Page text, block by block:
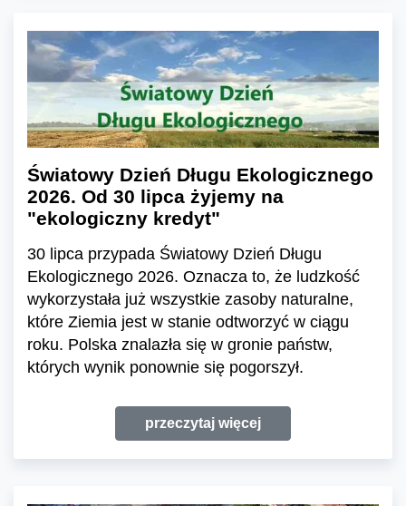
Światowy Dzień Długu Ekologicznego
2026. Od 30 lipca żyjemy na
"ekologiczny kredyt"
30 lipca przypada Światowy Dzień Długu
Ekologicznego 2026. Oznacza to, że ludzkość
wykorzystała już wszystkie zasoby naturalne,
które Ziemia jest w stanie odtworzyć w ciągu
roku. Polska znalazła się w gronie państw,
których wynik ponownie się pogorszył.
przeczytaj więcej